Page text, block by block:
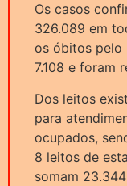
Os casos
326.089 em
os óbitos pelo
7.108 e foram
Dos leitos
para
ocupados,
8 leitos de
somam